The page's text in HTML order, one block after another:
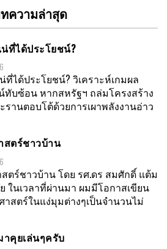
ความล่าสุด
ที่ได้ประโยชน์?
ที่ได้ประโยชน์? วิเคราะห์เกมผล
ทับซ้อน หากสหรัฐฯ ถล่มโครงสร้าง
านตอบโต้ด้วยการเผาพลังงานอ่าว
สตร์ชาวบ้าน
สตร์ชาวบ้าน โดย รศ.ดร สมศักดิ์ แต้ม
ในเวลาที่ผ่านมา ผมมีโอกาสเขียน
าสตร์ในแง่มุมต่างๆเป็นจำนวนไม่
าคุยเล่นๆครับ